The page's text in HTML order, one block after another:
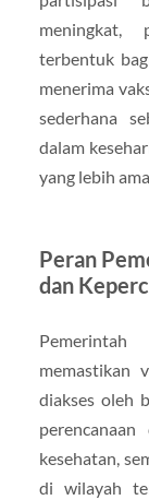
meningkat,
terbentuk
menerima
sederhana
dalam
yang lebih
Peran
dan
memastikan
diakses oleh
kesehatan,
di wilayah